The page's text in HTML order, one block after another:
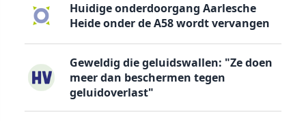
Huidige onderdoorgang Aarlesche
Heide onder de A58 wordt vervangen
Geweldig die geluidswallen: "Ze doen
meer dan beschermen tegen
geluidoverlast"